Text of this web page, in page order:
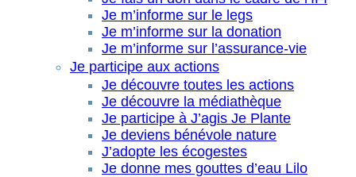
Je m’informe sur le legs
Je m’informe sur la donation
Je m’informe sur l’assurance-vie
Je participe aux actions
Je découvre toutes les actions
Je découvre la médiathèque
Je participe à J’agis Je Plante
Je deviens bénévole nature
J’adopte les écogestes
Je donne mes gouttes d’eau Lilo